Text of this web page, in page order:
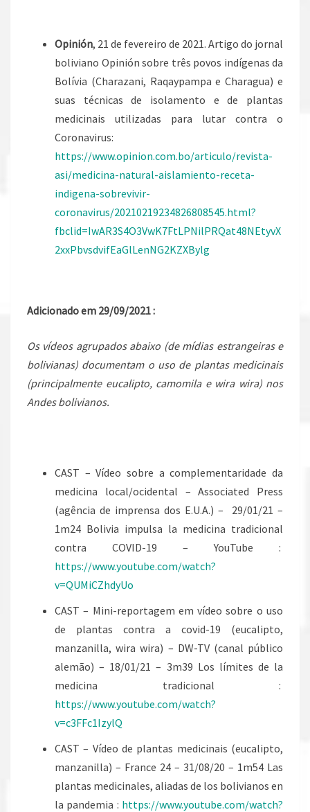
Opinión, 21 de fevereiro de 2021. Artigo do jornal
boliviano Opinión sobre três povos indígenas da
Bolívia (Charazani, Raqaypampa e Charagua) e
suas técnicas de isolamento e de plantas
medicinais utilizadas para lutar contra o
Coronavirus:
https://www.opinion.com.bo/articulo/revista-
asi/medicina-natural-aislamiento-receta-
indigena-sobrevivir-
coronavirus/20210219234826808545.html?
fbclid=IwAR3S4O3VwK7FtLPNilPRQat48NEtyvX
2xxPbvsdvifEaGlLenNG2KZXBylg
Adicionado em 29/09/2021 :
Os vídeos agrupados abaixo (de mídias estrangeiras e
bolivianas) documentam o uso de plantas medicinais
(principalmente eucalipto, camomila e wira wira) nos
Andes bolivianos.
CAST – Vídeo sobre a complementaridade da
medicina local/ocidental – Associated Press
(agência de imprensa dos E.U.A.) – 29/01/21 –
1m24 Bolivia impulsa la medicina tradicional
contra COVID-19 – YouTube :
https://www.youtube.com/watch?
v=QUMiCZhdyUo
CAST – Mini-reportagem em vídeo sobre o uso
de plantas contra a covid-19 (eucalipto,
manzanilla, wira wira) – DW-TV (canal público
alemão) – 18/01/21 – 3m39 Los límites de la
medicina tradicional :
https://www.youtube.com/watch?
v=c3FFc1IzylQ
CAST – Vídeo de plantas medicinais (eucalipto,
manzanilla) – France 24 – 31/08/20 – 1m54 Las
plantas medicinales, aliadas de los bolivianos en
la pandemia : https://www.youtube.com/watch?